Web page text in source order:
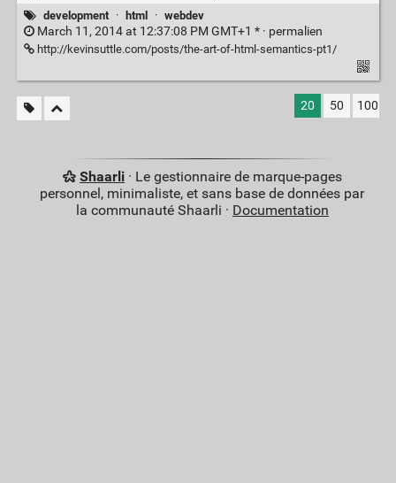
development · html · webdev
March 11, 2014 at 12:37:08 PM GMT+1 * · permalien
http://kevinsuttle.com/posts/the-art-of-html-semantics-pt1/
20 50 100
Shaarli· Le gestionnaire de marque-pages
personnel, minimaliste, et sans base de données par
la communauté Shaarli · Documentation